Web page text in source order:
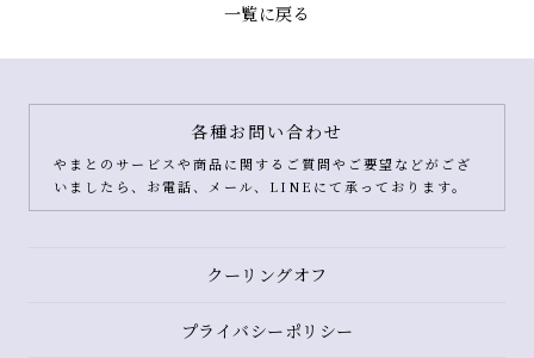
一覧に戻る
各種お問い合わせ
やまとのサービスや商品に関するご質問やご要望などがござ
いましたら、お電話、メール、LINEにて承っております。
クーリングオフ
プライバシーポリシー